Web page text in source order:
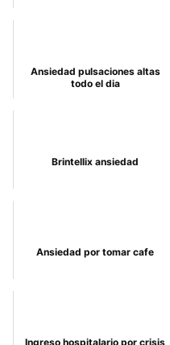
Ansiedad pulsaciones altas
todo el dia
Brintellix ansiedad
Ansiedad por tomar cafe
Ingreso hospitalario por crisis